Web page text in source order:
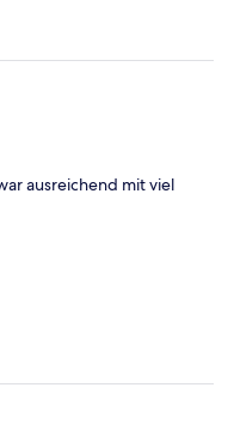
ausreichend mit viel